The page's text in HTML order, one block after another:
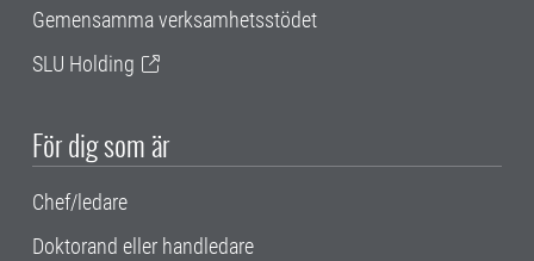
Gemensamma verksamhetsstödet
SLU Holding
För dig som är
Chef/ledare
Doktorand eller handledare